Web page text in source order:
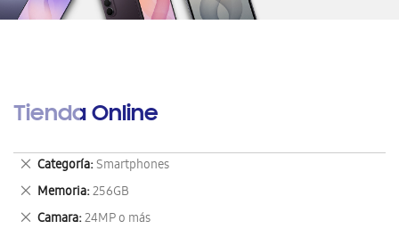
Tienda Online
Categoría Smartphones
Eliminar
este
artículo
Memoria 256GB
Eliminar
este
Camara 24MP o más
Eliminar